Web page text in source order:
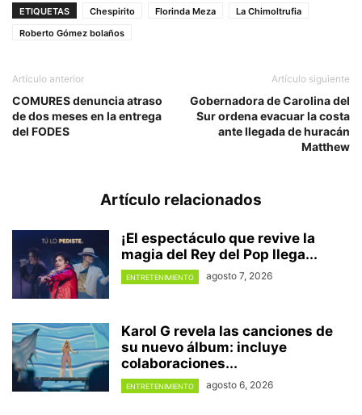
ETIQUETAS Chespirito Florinda Meza
La Chimoltrufia
Roberto Gómez bolaños
Artículo anterior
COMURES denuncia atraso
de dos meses en la entrega
del FODES
Artículo siguiente
Gobernadora de Carolina del
Sur ordena evacuar la costa
ante llegada de huracán
Matthew
Artículo relacionados
¡El espectáculo que revive la
magia del Rey del Pop llega...
ENTRETENIMIENTO agosto 7, 2026
Karol G revela las canciones de
su nuevo álbum: incluye
colaboraciones...
ENTRETENIMIENTO agosto 6, 2026